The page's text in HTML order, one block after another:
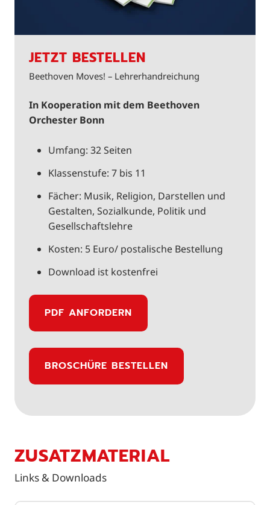
JETZT BESTELLEN
Beethoven Moves! – Lehrerhandreichung
In Kooperation mit dem Beethoven
Orchester Bonn
Umfang: 32 Seiten
Klassenstufe: 7 bis 11
Fächer: Musik, Religion, Darstellen und
Gestalten, Sozialkunde, Politik und
Gesellschaftslehre
Kosten: 5 Euro/ postalische Bestellung
Download ist kostenfrei
PDF ANFORDERN
BROSCHÜRE BESTELLEN
ZUSATZMATERIAL
Links & Downloads